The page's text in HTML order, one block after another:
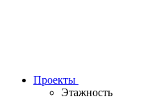
Проекты
Этажность